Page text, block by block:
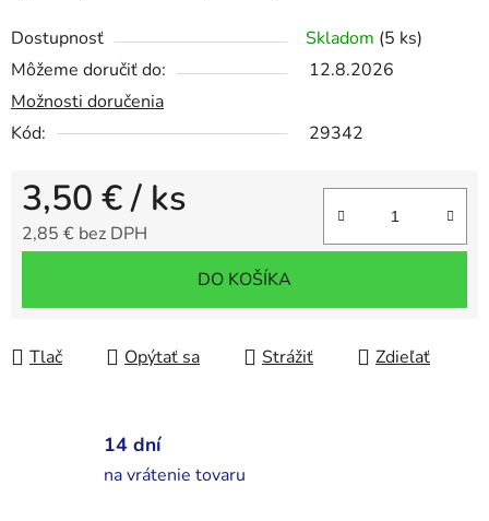
Dostupnosť Skladom (5 ks)
Môžeme doručiť do:
12.8.2026
Možnosti doručenia
Kód:
29342
3,50 €/ ks
2,85 € bez DPH
DO KOŠÍKA
Tlač Opýtať sa Strážiť Zdieľať
14 dní
na vrátenie tovaru